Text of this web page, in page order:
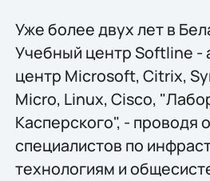
Уже более двух лет в
Учебный центр Softline -
центр Microsoft, Citrix,
Micro, Linux, Cisco,
Касперского", - проводя
специалистов по
технологиям и